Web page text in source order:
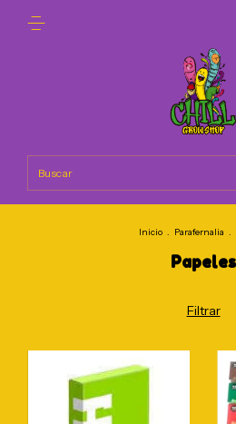
Inicio . Parafernalia .
Papeles
Filtrar